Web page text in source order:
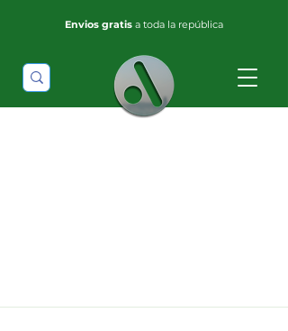
Envios gratis a toda la república